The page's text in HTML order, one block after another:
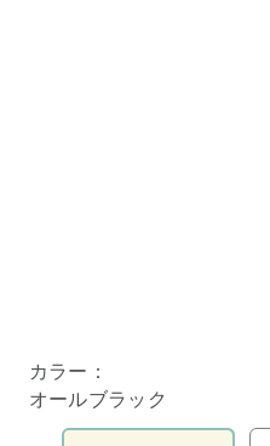
カラー：
オールブラック